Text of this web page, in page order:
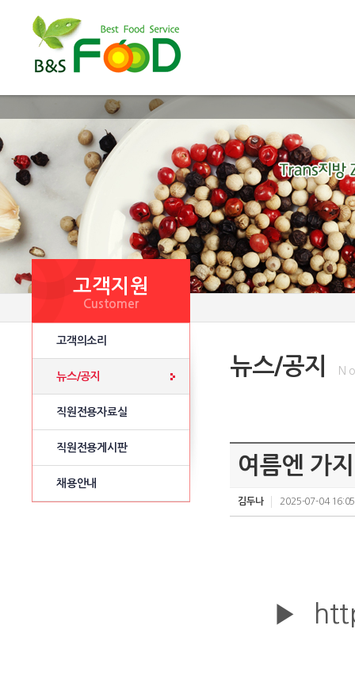
고객지원
Customer
고객의소리
뉴스/공지
직원전용자료실
직원전용게시판
채용안내
뉴스/공지
여름엔 가
김두나 2025-07-04
▶